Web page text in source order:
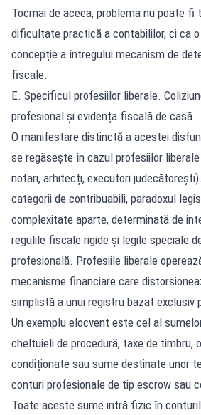
Tocmai de aceea, problema nu poate
dificultate practică a contabililor, ci ca
concepție a întregului mecanism de
fiscale.
E. Specificul profesiilor liberale.
profesional și evidența fiscală de casă
O manifestare distinctă a acestei
se regăsește în cazul profesiilor
notari, arhitecți, executori
categorii de contribuabili, paradoxul
complexitate aparte, determinată de
regulile fiscale rigide și legile speciale
profesională. Profesiile liberale
mecanisme financiare care
simplistă a unui registru bazat exclusiv
Un exemplu elocvent este cel al
cheltuieli de procedură, taxe de timbru,
condiționate sau sume destinate unor
conturi profesionale de tip escrow sau
Toate aceste sume intră fizic în